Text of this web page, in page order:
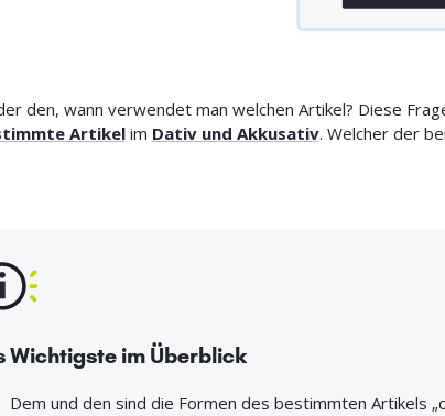
den, wann verwendet man welchen Artikel? Diese
Artikelim Dativ und Akkusativ. Welcher der
Wichtigste im Überblick
Dem und den sind die Formen des bestimmten Artikels